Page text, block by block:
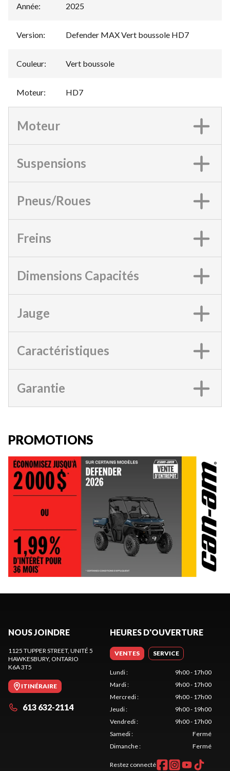
Année: 2025
Version: Defender MAX Vert boussole HD7
Couleur: Vert boussole
Moteur: HD7
Moteur
Suspensions
Pneus/Roues
Freins
Dimensions Capacités
Jauge
Caractéristiques
Garantie
PROMOTIONS
NOUS JOINDRE
1125 TUPPER STREET, UNITÉ 5
HAWKESBURY, ONTARIO
K6A 3T5
ITINÉRAIRE
613 632-2114
HEURES D'OUVERTURE
VENTES SERVICE
Lundi:
9h00 - 17h00
Mardi:
9h00 - 17h00
Mercredi:
9h00 - 17h00
Jeudi:
9h00 - 19h00
Vendredi:
9h00 - 17h00
Samedi:
Fermé
Dimanche: Fermé
Restez connecté